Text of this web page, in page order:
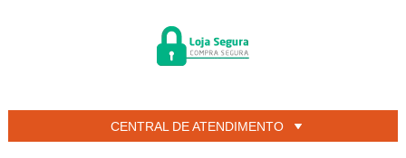
CENTRAL DE ATENDIMENTO